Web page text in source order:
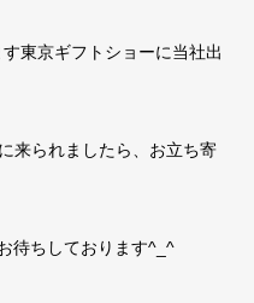
東京ギフトショーに当社出
来られましたら、お立ち寄
待ちしております^_^